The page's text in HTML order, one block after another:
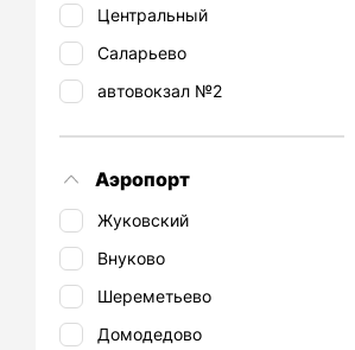
Центральный
Саларьево
автовокзал №2
Аэропорт
Жуковский
Внуково
Шереметьево
Домодедово